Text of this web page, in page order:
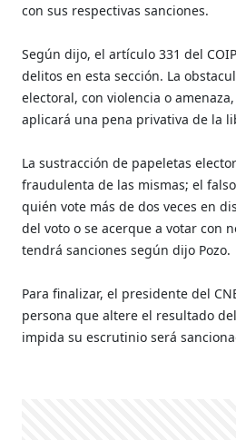
con sus respectivas sanciones.
Según dijo, el artículo 331 del
delitos en esta sección. La
electoral, con violencia o
aplicará una pena privativa de la
La sustracción de papeletas
fraudulenta de las mismas; el
quién vote más de dos veces en
del voto o se acerque a votar con
tendrá sanciones según dijo Pozo.
Para finalizar, el presidente del
persona que altere el resultado
impida su escrutinio será